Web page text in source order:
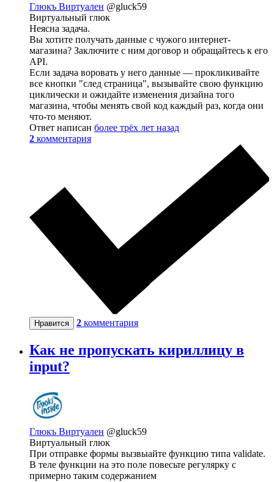
Глюкъ Виртуален @gluck59
Виртуальный глюк
Неясна задача.
Вы хотите получать данные с чужого интернет-
магазина? Заключите с ним договор и обращайтесь к его
API.
Если задача воровать у него данные — прокликивайте
все кнопки "след страница", вызывайте свою функцию
циклически и ожидайте изменения дизайна того
магазина, чтобы менять свой код каждый раз, когда они
что-то меняют.
Ответ написан более трёх лет назад
2 комментария
Нравится 2 комментария
Как не пропускать кириллицу в
input?
Глюкъ Виртуален @gluck59
Виртуальный глюк
При отправке формы вызвыайте функцию типа validate.
В теле функции на это поле повесьте регулярку с
примерно таким содержанием